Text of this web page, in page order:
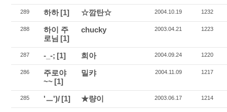
289 하하[1] ☆깜탄☆ 2004.10.19 1232
288
하이 주
로님 [1]
chucky 2003.04.21 1223
287 -_-; [1] 희아 2004.09.24 1220
286
주로야
~~ [1]
밀캬 2004.11.09 1217
285 'ㅡ')/ [1] ★량이 2003.06.17 1214